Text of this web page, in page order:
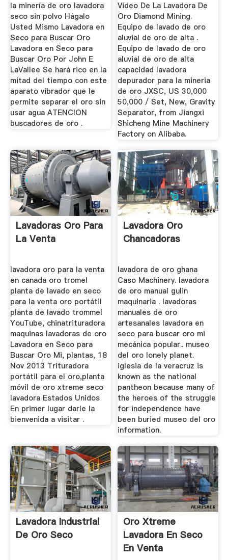
la minería de oro lavadora
seco sin polvo Hágalo
Usted Mismo Lavadora en
Seco para Buscar Oro
Lavadora en Seco para
Buscar Oro Por John E
LaVallee Se hará rico en la
mitad del tiempo con este
aparato vibrador que le
permite separar el oro sin
usar agua ATENCION
buscadores de oro .
Video De La Lavadora De
Oro Diamond Mining.
Equipo de lavado de oro
aluvial de oro de alta .
Equipo de lavado de oro
aluvial de oro de alta
capacidad lavadora
depurador para la mineria
de oro JXSC, US 30,000
50,000 / Set, New, Gravity
Separator, from Jiangxi
Shicheng Mine Machinery
Factory on Alibaba.
Lavadoras Oro Para
La Venta
lavadora oro para la venta
en canada oro tromel
planta de lavado en seco
para la venta oro portátil
planta de lavado trommel
YouTube, chinatrituradora
maquinas lavadoras de oro
Lavadora en Seco para
Buscar Oro Mi, plantas, 18
Nov 2013 Trituradora
portátil para el oro,planta
móvil de oro xtreme seco
lavadora Estados Unidos
En primer lugar darle la
bienvenida a visitar .
Lavadora Oro
Chancadoras
lavadora de oro ghana
Caso Machinery. lavadora
de oro manual gulin
maquinaria . lavadoras
manuales de oro
artesanales lavadora en
seco para buscar oro mi
mecánica popular.. museo
del oro lonely planet.
iglesia de la veracruz is
known as the national
pantheon because many of
the heroes of the struggle
for independence have
been buried museo del oro
information.
Lavadora Industrial
De Oro Seco
Oro Xtreme
Lavadora En Seco
En Venta